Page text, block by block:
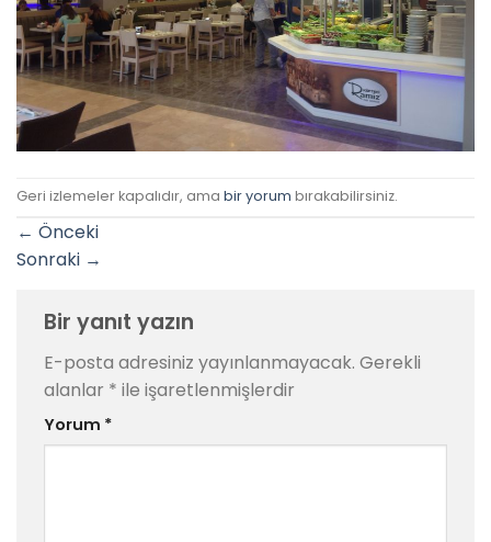
Geri izlemeler kapalıdır, ama bir yorum bırakabilirsiniz.
← Önceki
Sonraki →
Bir yanıt yazın
E-posta adresiniz yayınlanmayacak. Gerekli
alanlar * ile işaretlenmişlerdir
Yorum *